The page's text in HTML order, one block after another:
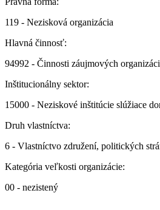
119 - Nezisková organizácia
Hlavná činnosť:
94992 - Činnosti záujmových
Inštitucionálny sektor:
15000 - Neziskové inštitúcie slúžiace
Druh vlastníctva:
6 - Vlastníctvo združení, politických
Kategória veľkosti organizácie:
00 - nezistený